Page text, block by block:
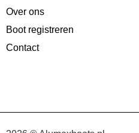
Over ons
Boot registreren
Contact